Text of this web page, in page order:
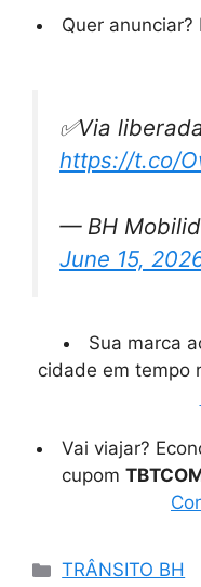
Quer
✅Via
https://t.co/
— BH
June 15,
Sua marca
cidade em tempo
Vai viajar?
cupom
Categorias
TRÂNSITO BH